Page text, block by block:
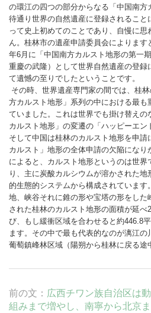
の環江の四つの部分からなる「中国南方
待通り世界の自然遺産に登録されること
って史上初めてのことであり、自慢に
ん。桂林市の遺産申請委員会によりま
年6月に「中国南方カルスト地形の第一
重慶の武隆）として世界自然遺産の登録
て遺憾の至りでしたということです。
その時、世界遺産専門家の間では、桂
方カルスト地形」系列の中における最
ていました。これは世界でも掛け替え
カルスト地形」の変遷の「ハッピーエン
そして中国は桂林のカルスト地形を申
カルスト」地形の全体申請の欠陥にな
によると、カルスト地形というのは世
り、主に炭酸カルシウムが溶かされた
的生態的システムから構成されていま
地、峡谷それに錐の形や宝塔の形をし
された桂林のカルスト地形の面積が延べ
び、もし緩衝区域を合わせると約446.8
ます。その中で最も代表的なのが漓江
葡萄鎮峰林区域（陽朔から桂林に戻る途
前の文： 広西チワン族自治区は
組みまで増やし、南寧から北京